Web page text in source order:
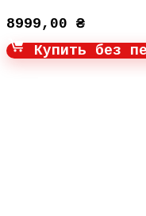
8999,00 ₴
Купить без